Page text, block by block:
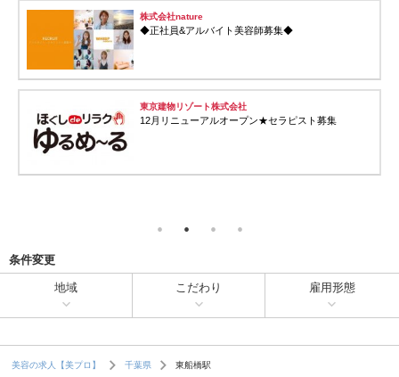
株式会社nature
◆正社員&アルバイト美容師募集◆
東京建物リゾート株式会社
12月リニューアルオープン★セラピスト募集
条件変更
地域 こだわり 雇用形態
美容の求人【美プロ】 千葉県 東船橋駅